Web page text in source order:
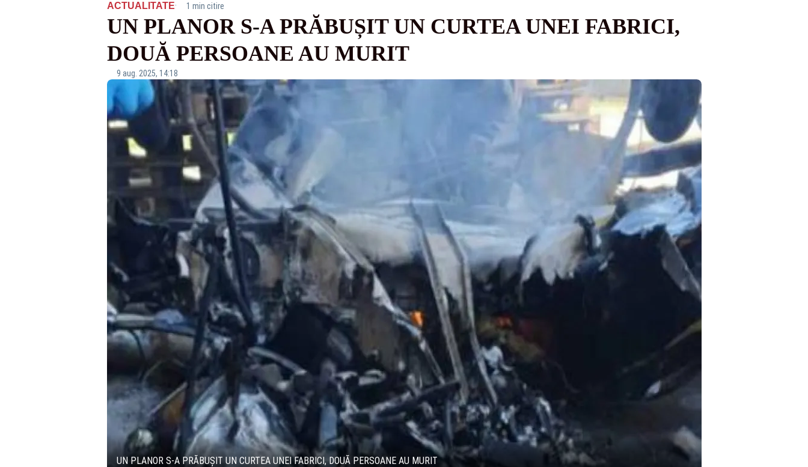
ACTUALITATE· 1 min citire
UN PLANOR S-A PRĂBUȘIT UN CURTEA UNEI FABRICI,
DOUĂ PERSOANE AU MURIT
9 aug. 2025, 14:18
UN PLANOR S-A PRĂBUȘIT UN CURTEA UNEI FABRICI, DOUĂ PERSOANE AU MURIT